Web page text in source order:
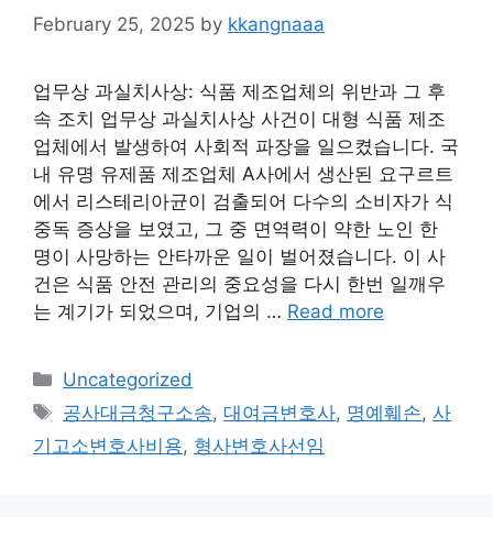
February 25, 2025 by kkangnaaa
업무상 과실치사상: 식품 제조업체의 위반과 그 후
속 조치 업무상 과실치사상 사건이 대형 식품 제조
업체에서 발생하여 사회적 파장을 일으켰습니다. 국
내 유명 유제품 제조업체 A사에서 생산된 요구르트
에서 리스테리아균이 검출되어 다수의 소비자가 식
중독 증상을 보였고, 그 중 면역력이 약한 노인 한
명이 사망하는 안타까운 일이 벌어졌습니다. 이 사
건은 식품 안전 관리의 중요성을 다시 한번 일깨우
는 계기가 되었으며, 기업의 … Read more
Categories
Uncategorized
Tags
공사대금청구소송,대여금변호사, 명예훼손,사
기고소변호사비용, 형사변호사선임